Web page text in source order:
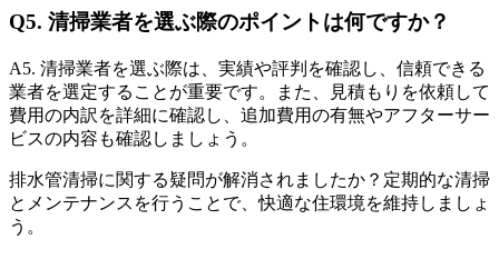
Q5. 清掃業者を選ぶ際のポイントは何ですか？
A5. 清掃業者を選ぶ際は、実績や評判を確認し、信頼できる
業者を選定することが重要です。また、見積もりを依頼して
費用の内訳を詳細に確認し、追加費用の有無やアフターサー
ビスの内容も確認しましょう。
排水管清掃に関する疑問が解消されましたか？定期的な清掃
とメンテナンスを行うことで、快適な住環境を維持しましょ
う。